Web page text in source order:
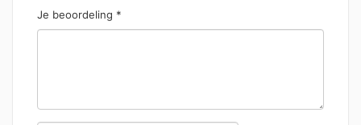
Je beoordeling *